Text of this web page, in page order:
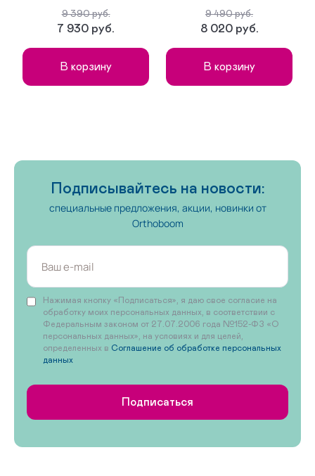
09-01-01 сложная без утепленной подкладки
09-01-07 малосложная без утепленной подкладки
9 390 руб.
7 930 руб.
В корзину
9 490 руб.
8 020 руб.
В корзину
Подписывайтесь на новости:
специальные предложения, акции, новинки от
Orthoboom
Нажимая кнопку «Подписаться», я даю свое согласие на
обработку моих персональных данных, в соответствии с
Федеральным законом от 27.07.2006 года №152-ФЗ «О
персональных данных», на условиях и для целей,
определенных в Соглашение об обработке персональных
данных
Подписаться